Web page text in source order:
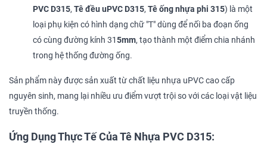
PVC D315, Tê đều uPVC D315, Tê ống nhựa phi 315) là một
loại phụ kiện có hình dạng chữ "T" dùng để nối ba đoạn ống
có cùng đường kính 315mm, tạo thành một điểm chia nhánh
trong hệ thống đường ống.
Sản phẩm này được sản xuất từ chất liệu nhựa uPVC cao cấp
nguyên sinh, mang lại nhiều ưu điểm vượt trội so với các loại vật liệu
truyền thống.
Ứng Dụng Thực Tế Của Tê Nhựa PVC D315: